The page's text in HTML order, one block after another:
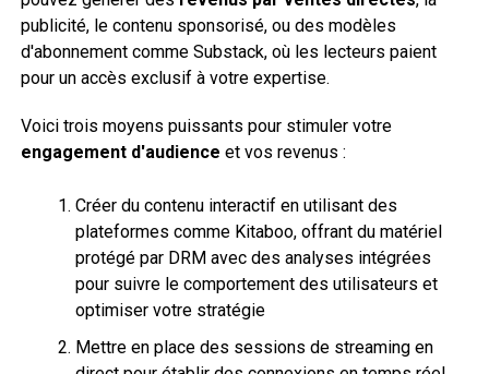
publicité, le contenu sponsorisé, ou des modèles
d'abonnement comme Substack, où les lecteurs paient
pour un accès exclusif à votre expertise.
Voici trois moyens puissants pour stimuler votre
engagement d'audience et vos revenus :
Créer du contenu interactif en utilisant des
plateformes comme Kitaboo, offrant du matériel
protégé par DRM avec des analyses intégrées
pour suivre le comportement des utilisateurs et
optimiser votre stratégie
Mettre en place des sessions de streaming en